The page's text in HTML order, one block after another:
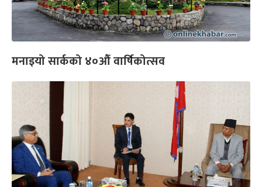
मनाइयो सार्कको ४०औँ वार्षिकोत्सव